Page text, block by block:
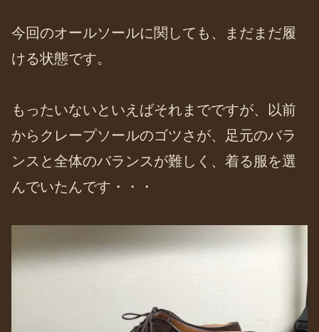
今回のオールソールに関しても、まだまだ履
ける状態です。
もったいないといえばそれまでですが、以前
からクレープソールのゴツさが、足元のバラ
ンスと全体のバランスが難しく、着る服を選
んでいたんです・・・